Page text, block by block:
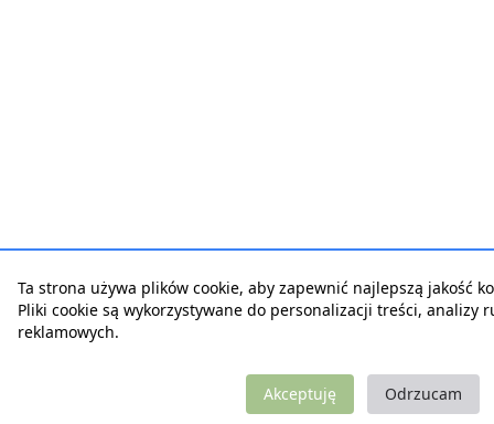
Ta strona używa plików cookie, aby zapewnić najlepszą jakość
Pliki cookie są wykorzystywane do personalizacji treści, analizy
reklamowych.
Akceptuję Odrzucam